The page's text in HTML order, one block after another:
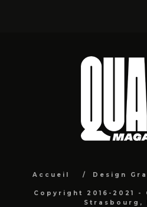
Accueil Design
Copyright 2016-2021 -
Strasbourg,